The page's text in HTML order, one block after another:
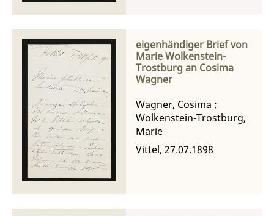
eigenhändiger Brief von
Marie Wolkenstein-
Trostburg an Cosima
Wagner
Wagner, Cosima ;
Wolkenstein-Trostburg,
Marie
Vittel, 27.07.1898